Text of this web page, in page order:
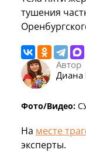
тушения
Автор
Фото/Видео:
На месте
эксперты.